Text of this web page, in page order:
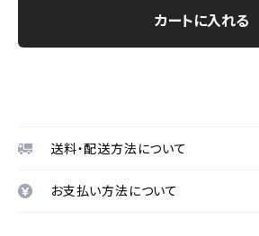
カートに入れる
送料・配送方法について
お支払い方法について